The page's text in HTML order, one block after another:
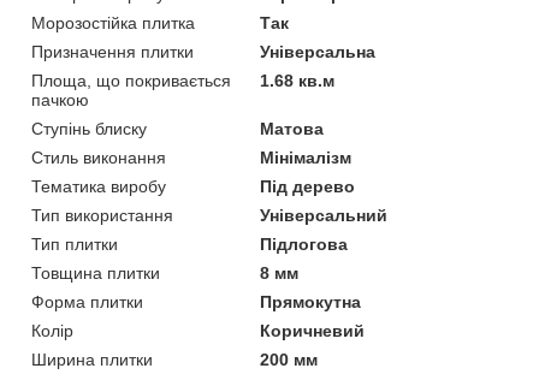
Морозостійка плитка
Так
Призначення плитки
Універсальна
Площа, що покривається
пачкою
1.68 кв.м
Ступінь блиску
Матова
Стиль виконання
Мінімалізм
Тематика виробу
Під дерево
Тип використання
Універсальний
Тип плитки
Підлогова
Товщина плитки
8 мм
Форма плитки
Прямокутна
Колір
Коричневий
Ширина плитки
200 мм